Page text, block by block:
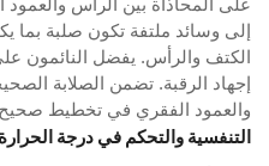
على المحاذاة بين الرأس والعمود
إلى وسائد ملتفة تكون صلبة بما
الكتف والرأس. يفضل النائمون
إجهاد الرقبة. تضمن الصلابة
والعمود الفقري في تخطيط
التنفسية والتحكم في درجة الحرارة